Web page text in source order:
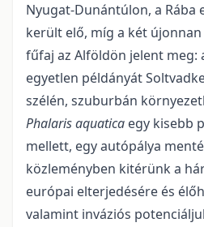
Nyugat-Dunántúlon, a Rába
került elő, míg a két
fűfaj az Alföldön jelent meg:
egyetlen példányát
szélén, szuburbán
Phalaris aquatica egy kisebb
mellett, egy autópálya
közleményben kitérünk a
európai elterjedésére és
valamint inváziós